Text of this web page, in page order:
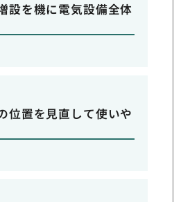
設を機に電気設備全体
位置を見直して使いや